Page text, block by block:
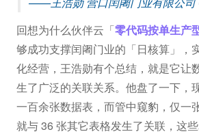
回想为什么伙伴云「零代码按单生产
够成功支撑闰阇门业的「日核算」，
化经营，王浩勋有个总结，就是它让
生了广泛的关联关系。他盘了一下，
一百余张数据表，而管中窥豹，仅一
就与 36 张其它表格发生了关联，这